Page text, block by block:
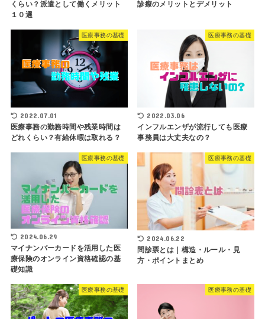
くらい？派遣として働くメリット
１０選
診療のメリットとデメリット
医療事務の基礎
2022.07.01
医療事務の勤務時間や残業時間は
どれくらい？有給休暇は取れる？
医療事務の基礎
2022.03.06
インフルエンザが流行しても医療
事務員は大丈夫なの？
医療事務の基礎
2024.06.29
マイナンバーカードを活用した医
療保険のオンライン資格確認の基
礎知識
医療事務の基礎
2024.06.22
問診票とは｜構造・ルール・見
方・ポイントまとめ
医療事務の基礎 医療事務の基礎